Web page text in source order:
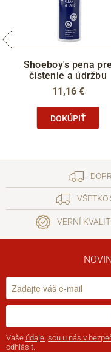
Shoeboy's pena pre
čistenie a údržbu
11,16 €
DOKÚPIŤ
VERNÍ
Vaše údaje jsou u nás v
odhlásit.